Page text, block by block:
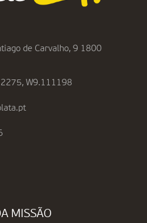
de Carvalho, 9 1800
W9.111198
MISSÃO